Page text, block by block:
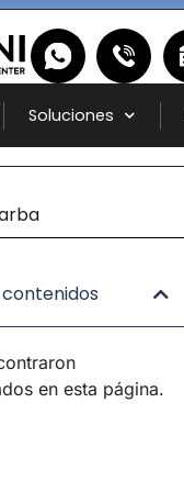
Soluciones
en esta página.